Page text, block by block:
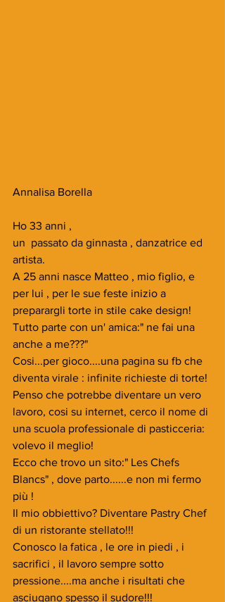
Annalisa Borella
Ho 33 anni ,
un  passato da ginnasta , danzatrice ed
artista.
A 25 anni nasce Matteo , mio figlio, e
per lui , per le sue feste inizio a
preparargli torte in stile cake design!
Tutto parte con un' amica:" ne fai una
anche a me???"
Cosi...per gioco....una pagina su fb che
diventa virale : infinite richieste di torte!
Penso che potrebbe diventare un vero
lavoro, cosi su internet, cerco il nome di
una scuola professionale di pasticceria:
volevo il meglio!
Ecco che trovo un sito:" Les Chefs
Blancs" , dove parto......e non mi fermo
più !
Il mio obbiettivo? Diventare Pastry Chef
di un ristorante stellato!!!
Conosco la fatica , le ore in piedi , i
sacrifici , il lavoro sempre sotto
pressione....ma anche i risultati che
asciugano spesso il sudore!!!